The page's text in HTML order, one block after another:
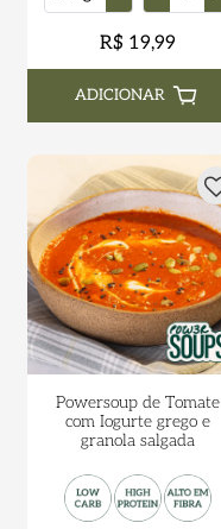
R$ 19,99
ADICIONAR
Powersoup de Tomate
com Iogurte grego e
granola salgada